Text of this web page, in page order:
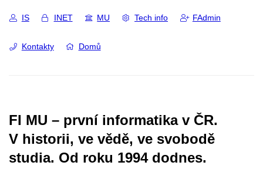
IS INET MU Tech info FAdmin
Kontakty Domů
FI MU – první informatika v ČR.
V historii, ve vědě, ve svobodě
studia. Od roku 1994 dodnes.